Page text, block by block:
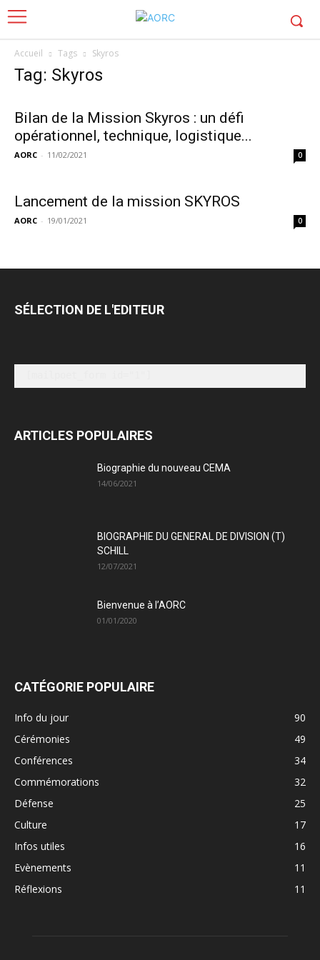
Accueil Tags Skyros
Tag: Skyros
Bilan de la Mission Skyros : un défi
opérationnel, technique, logistique...
AORC - 11/02/2021 0
Lancement de la mission SKYROS
AORC - 19/01/2021 0
SÉLECTION DE L'EDITEUR
ARTICLES POPULAIRES
Biographie du nouveau CEMA
14/06/2021
BIOGRAPHIE DU GENERAL DE DIVISION (T)
SCHILL
12/07/2021
Bienvenue à l’AORC
01/01/2020
CATÉGORIE POPULAIRE
Info du jour
90
Cérémonies
49
Conférences
34
Commémorations
32
Défense
25
Culture
17
Infos utiles
16
Evènements
11
Réflexions
11